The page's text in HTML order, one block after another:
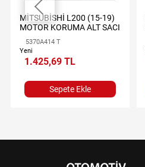
MİTSUBİSHİ L200 (15-19)
MOTOR KORUMA ALT SACI
5370A414 T
Yeni
1.425,69 TL
Sepete Ekle